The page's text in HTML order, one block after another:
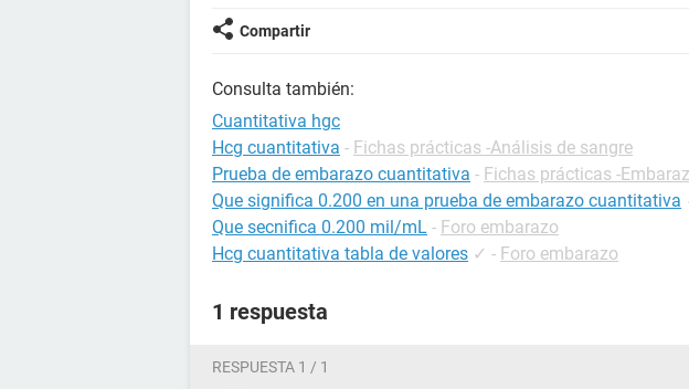
Compartir
Consulta también:
Cuantitativa hgc
Hcg cuantitativa - Fichas prácticas -Análisis de sangre
Prueba de embarazo cuantitativa - Fichas prácticas -
Que significa 0.200 en una prueba de embarazo cuantitativa
Que secnifica 0.200 mil/mL - Foro embarazo
Hcg cuantitativa tabla de valores ✓ - Foro embarazo
1 respuesta
RESPUESTA 1 / 1